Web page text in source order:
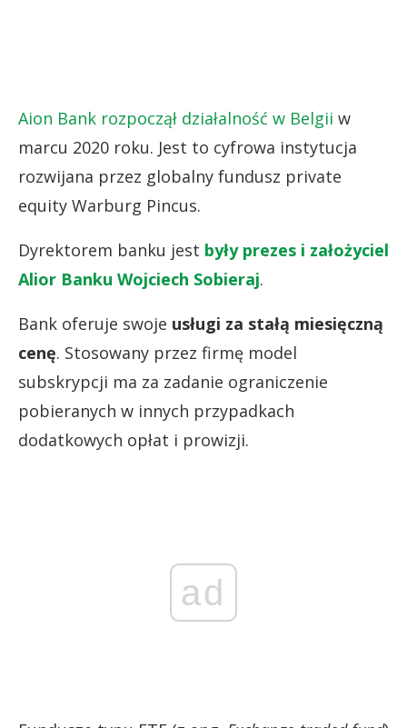
Aion Bank rozpoczął działalność w Belgii w
marcu 2020 roku. Jest to cyfrowa instytucja
rozwijana przez globalny fundusz private
equity Warburg Pincus.
Dyrektorem banku jest były prezes i założyciel
Alior Banku Wojciech Sobieraj.
Bank oferuje swoje usługi za stałą miesięczną
cenę. Stosowany przez firmę model
subskrypcji ma za zadanie ograniczenie
pobieranych w innych przypadkach
dodatkowych opłat i prowizji.
ad